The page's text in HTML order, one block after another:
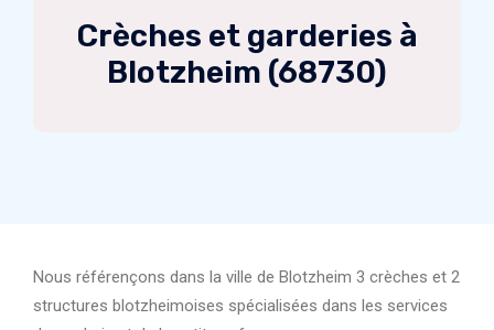
Crèches et garderies à
Blotzheim (68730)
Nous référençons dans la ville de Blotzheim 3 crèches et 2
structures blotzheimoises spécialisées dans les services